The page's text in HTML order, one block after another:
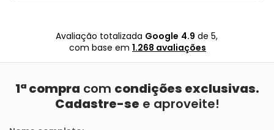
Avaliação totalizada Google 4.9 de 5,
com base em 1.268 avaliações